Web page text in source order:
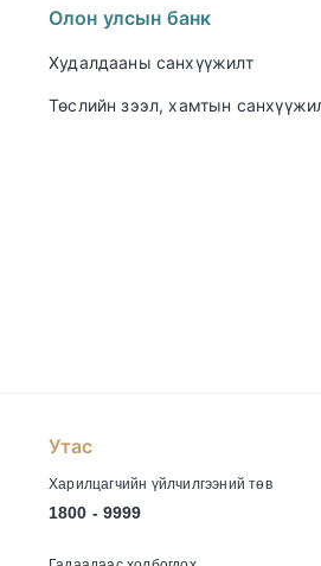
Олон улсын банк
Худалдааны санхүүжилт
Төслийн зээл, хамтын
Утас
Харилцагчийн үйлчилгээний төв
1800 - 9999